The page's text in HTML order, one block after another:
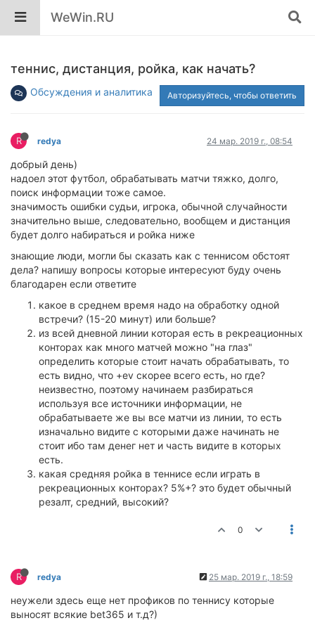
WeWin.RU
теннис, дистанция, ройка, как начать?
Обсуждения и аналитика Авторизуйтесь, чтобы ответить
R redya 24 мар. 2019 г., 08:54
добрый день)
надоел этот футбол, обрабатывать матчи тяжко, долго,
поиск информации тоже самое.
значимость ошибки судьи, игрока, обычной случайности
значительно выше, следовательно, вообщем и дистанция
будет долго набираться и ройка ниже
знающие люди, могли бы сказать как с теннисом обстоят
дела? напишу вопросы которые интересуют буду очень
благодарен если ответите
какое в среднем время надо на обработку одной
встречи? (15-20 минут) или больше?
из всей дневной линии которая есть в рекреационных
конторах как много матчей можно "на глаз"
определить которые стоит начать обрабатывать, то
есть видно, что +ev скорее всего есть, но где?
неизвестно, поэтому начинаем разбираться
используя все источники информации, не
обрабатываете же вы все матчи из линии, то есть
изначально видите с которыми даже начинать не
стоит ибо там денег нет и часть видите в которых
есть.
какая средняя ройка в теннисе если играть в
рекреационных конторах? 5%+? это будет обычный
резалт, средний, высокий?
0
R redya 25 мар. 2019 г., 18:59
неужели здесь еще нет профиков по теннису которые
выносят всякие bet365 и т.д?)